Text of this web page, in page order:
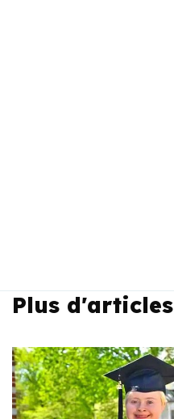
Plus d'articles